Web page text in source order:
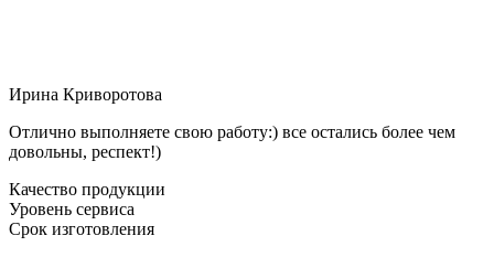
Ирина Криворотова
Отлично выполняете свою работу:) все остались более чем
довольны, респект!)
Качество продукции
Уровень сервиса
Срок изготовления